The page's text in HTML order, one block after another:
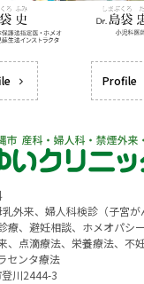
Profile
外来、婦人科検診（子宮
療、避妊相談、ホメオパシ
、点滴療法、栄養療法、不
センタ療法
川2444-3